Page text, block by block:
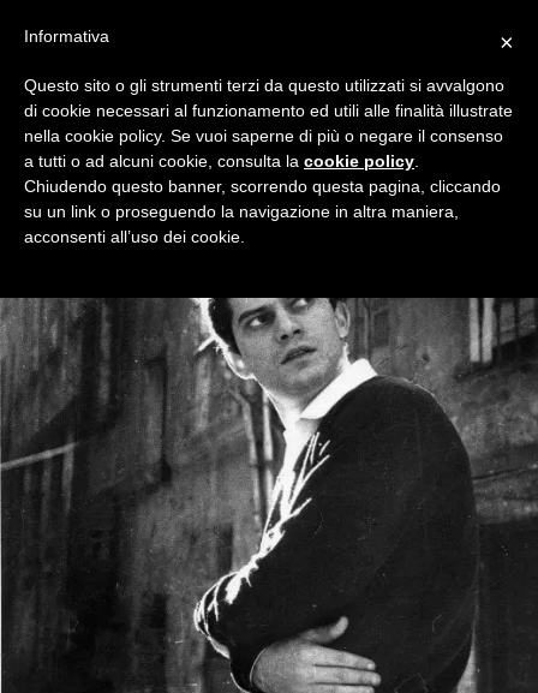
×
Informativa
Questo sito o gli strumenti terzi da questo utilizzati si avvalgono
di cookie necessari al funzionamento ed utili alle finalità illustrate
nella cookie policy. Se vuoi saperne di più o negare il consenso
a tutti o ad alcuni cookie, consulta la cookie policy
Chiudendo questo banner, scorrendo questa pagina, cliccando
su un link o proseguendo la navigazione in altra maniera,
acconsenti all’uso dei cookie.